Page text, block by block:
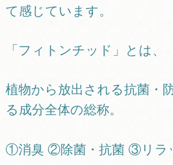
て感じています。
「フィトンチッド」とは、
植物から放出される抗菌・
る成分全体の総称。
①消臭 ②除菌・抗菌 ③リラ